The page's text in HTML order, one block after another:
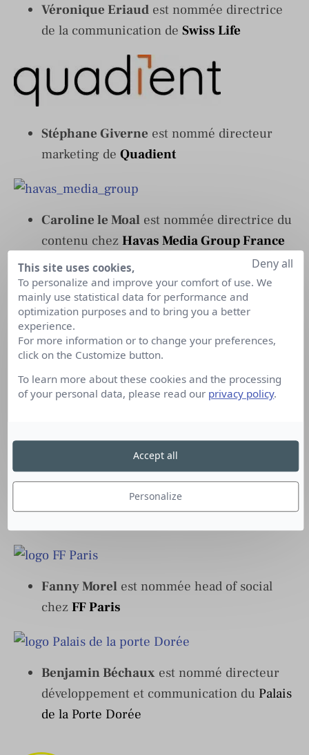
Véronique Eriaud est nommée directrice
de la communication de Swiss Life
Stéphane Giverne est nommé directeur
marketing de Quadient
Caroline le Moal est nommée directrice du
contenu chez Havas Media Group France
Laetitia Pfeipferest nommée directrice
générale adjointe de
Catherine Laplancheest nommée
Anne-Sophie Carboest nommée directrice
Fanny Morel est nommée head of social
chez FF Paris
Benjamin Béchaux est nommé directeur
développement et communication du Palais
de la Porte Dorée
This site uses cookies,
To personalize and improve your comfort of use. We
mainly use statistical data for performance and
optimization purposes and to bring you a better
experience.
For more information or to change your preferences,
click on the Customize button.
To learn more about these cookies and the processing
of your personal data, please read our privacy policy.
Personalize
Deny all
Accept all